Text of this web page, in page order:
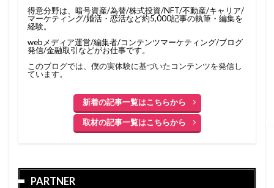
得意分野は、暗号資産/為替/株式投資/NFT/不動産/キャリア/
マーケティング/婚活・恋活など約5,000記事の執筆・編集を
経験。
webメディア運営/編集者/コンテンツマーケティング/ブログ
発信/金融取引などがお仕事です。
このブログでは、僕の実体験に基づいたコンテンツを発信し
ています。
新着の記事一覧はこちらから
取材の記事一覧はこちらから
PARTNER